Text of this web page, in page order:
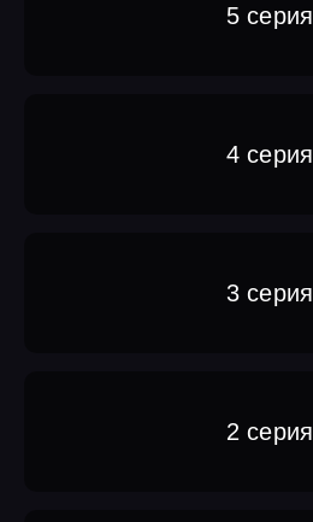
5 серия
4 серия
3 серия
2 серия